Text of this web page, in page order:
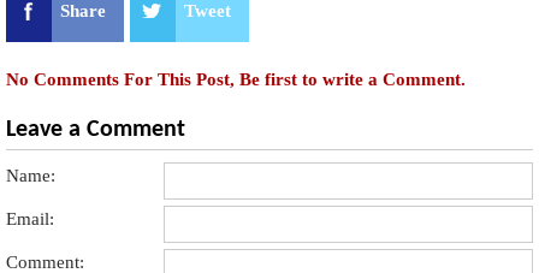
Share Tweet
No Comments For This Post, Be first to write a Comment.
Leave a Comment
Name:
Email:
Comment: